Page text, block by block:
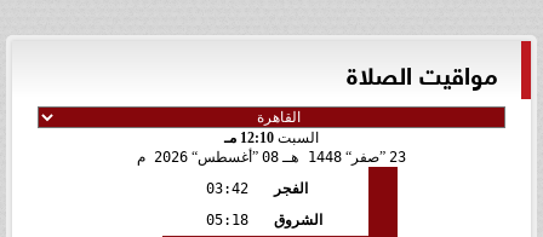
مواقيت الصلاة
السبت 12:10 مـ
23
صفر 1448 هـ 08 أغسطس 2026 م
الفجر
03:42
الشروق
05:18